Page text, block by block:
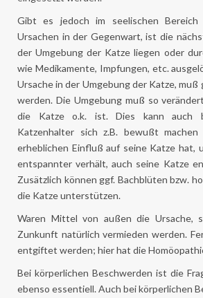
Gibt es jedoch im seelischen
Ursachen in der Gegenwart, ist die
der Umgebung der Katze liegen oder
wie Medikamente, Impfungen, etc.
Ursache in der Umgebung der Katze,
werden. Die Umgebung muß so
die Katze o.k. ist. Dies kann auch
Katzenhalter sich z.B. bewußt
erheblichen Einfluß auf seine Katze hat,
entspannter verhält, auch seine Katze
Zusätzlich können ggf. Bachblüten bzw.
die Katze unterstützen.
Waren Mittel von außen die Ursache,
Zunkunft natürlich vermieden werden.
entgiftet werden; hier hat die
Bei körperlichen Beschwerden ist die
ebenso essentiell. Auch bei körperlichen